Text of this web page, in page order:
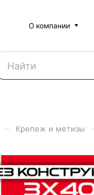
О компании
Крепеж и метизы